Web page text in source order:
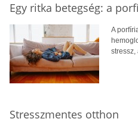
Egy ritka betegség: a
A
Stresszmentes otthon